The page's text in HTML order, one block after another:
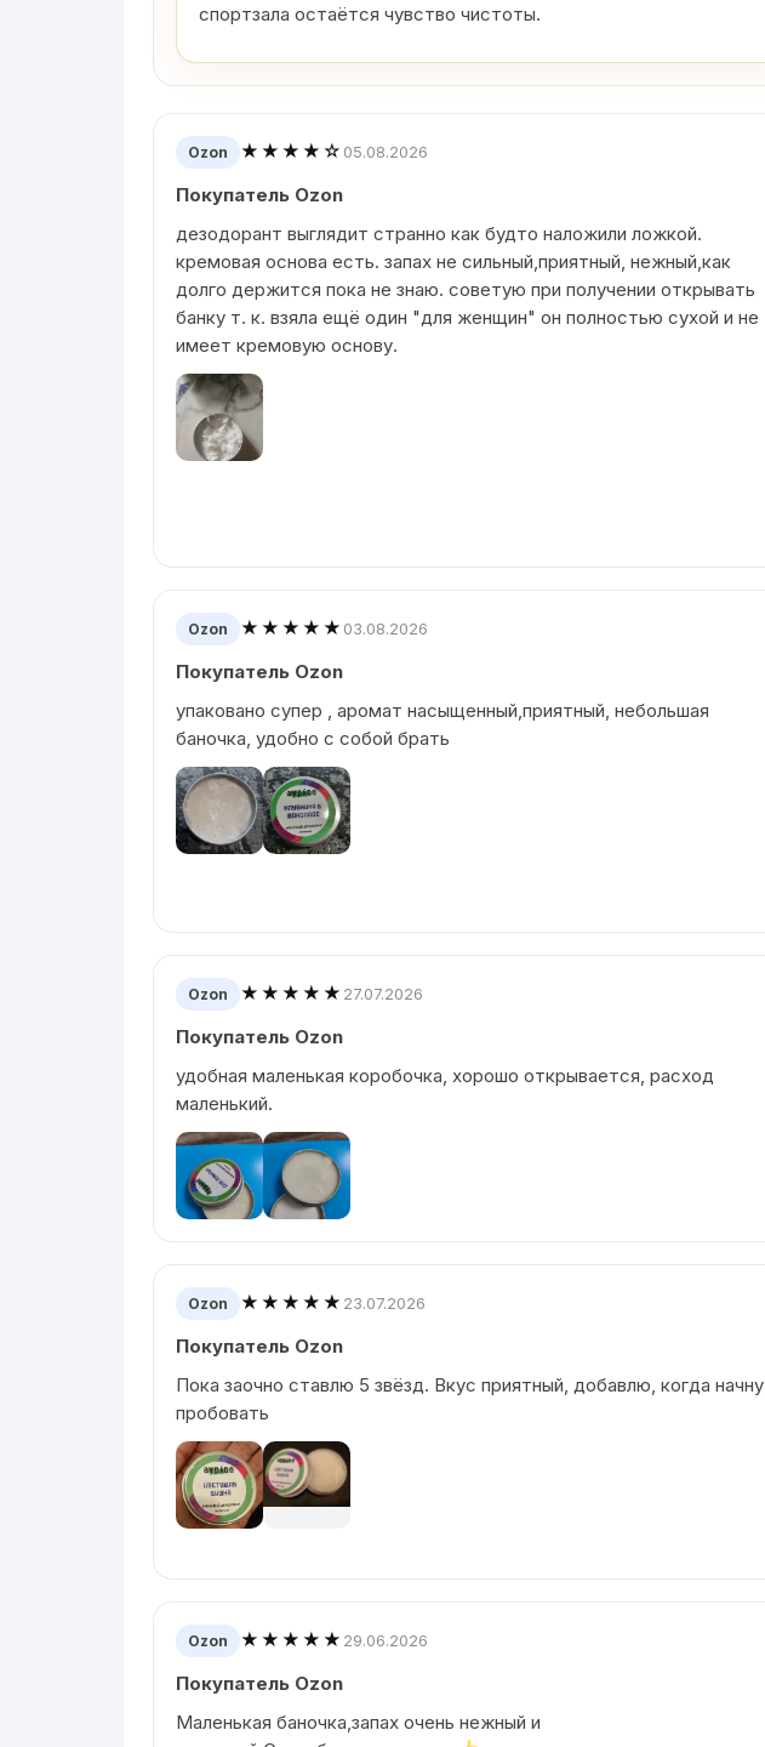
спортзала остаётся чувство чистоты.
Ozon ★★★★☆ 05.08.2026
Покупатель Ozon
дезодорант выглядит странно как будто наложили ложкой.
кремовая основа есть. запах не сильный,приятный, нежный,как
долго держится пока не знаю. советую при получении открывать
банку т. к. взяла ещё один "для женщин" он полностью сухой и не
имеет кремовую основу.
Ozon ★★★★★ 03.08.2026
Покупатель Ozon
упаковано супер , аромат насыщенный,приятный, небольшая
баночка, удобно с собой брать
Ozon ★★★★★ 27.07.2026
Покупатель Ozon
удобная маленькая коробочка, хорошо открывается, расход
маленький.
Ozon ★★★★★ 23.07.2026
Покупатель Ozon
Пока заочно ставлю 5 звёзд. Вкус приятный, добавлю, когда начну
пробовать
Ozon ★★★★★ 29.06.2026
Покупатель Ozon
Маленькая баночка,запах очень нежный и